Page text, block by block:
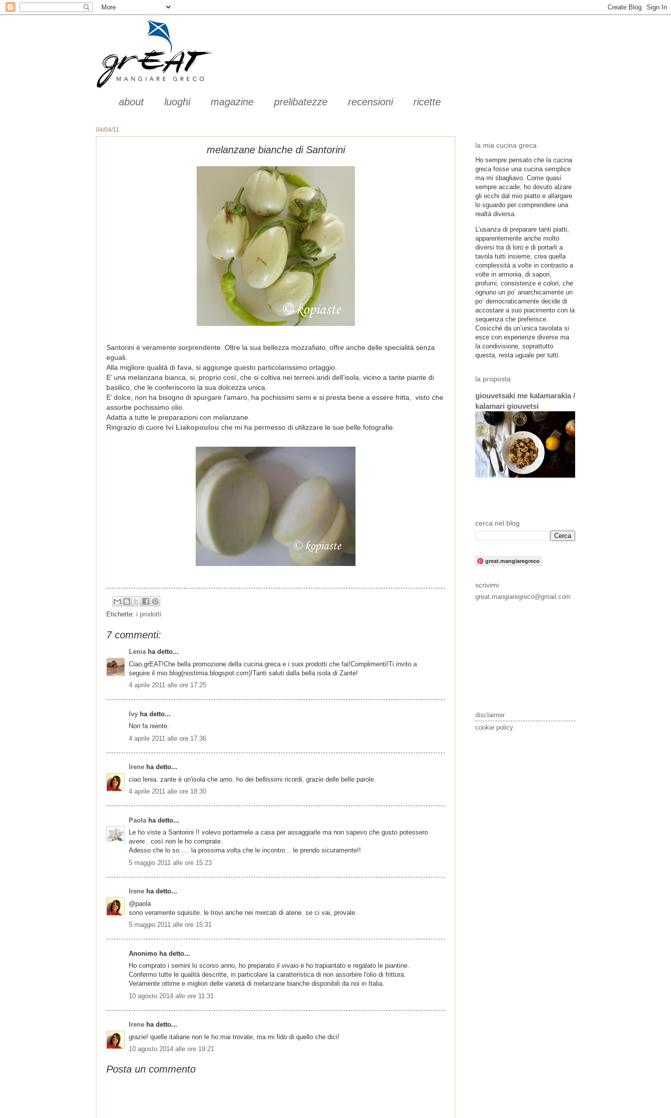
about luoghi magazine prelibatezze recensioni ricette
04/04/11
melanzane bianche di Santorini
Santorini è veramente sorprendente. Oltre la sua bellezza mozzafiato, offre anche delle specialità senza
eguali.
Alla migliore qualità di fava , si aggiunge questo particolarissimo ortaggio.
E’ una melanzana bianca, si, proprio così, che si coltiva nei terreni aridi dell’isola, vicino a tante piante di
basilico, che le conferiscono la sua dolcezza unica.
E’ dolce, non ha bisogno di spurgare l’amaro, ha pochissimi semi e si presta bene a essere fritta, visto che
assorbe pochissimo olio.
Adatta a tutte le preparazioni con melanzane.
Ringrazio di cuore Ivi Liakopoulou che mi ha permesso di utilizzare le sue belle fotografie.
Etichette: i prodotti
7 commenti:
Leniaha detto...
Ciao,grEAT!Che bella promozione della cucina greca e i suoi prodotti che fai!Complimenti!Ti invito a
seguire il mio blog(nostimia.blogspot.com)!Tanti saluti dalla bella isola di Zante!
4 aprile 2011 alle ore 17:25
Ivy ha detto...
Non fa niente.
4 aprile 2011 alle ore 17:36
Irene ha detto...
ciao lenia. zante è un'isola che amo. ho dei bellissimi ricordi. grazie delle belle parole.
4 aprile 2011 alle ore 18:30
Paola ha detto...
Le ho viste a Santorini !! volevo portarmele a casa per assaggiarle ma non sapevo che gusto potessero
avere.. così non le ho comprate.
Adesso che lo so .... la prossima volta che le incontro .. le prendo sicuramente!!
5 maggio 2011 alle ore 15:23
Irene ha detto...
@paola
sono veramente squisite. le trovi anche nei mercati di atene. se ci vai, provale.
5 maggio 2011 alle ore 15:31
Anonimo ha detto...
Ho comprato i semini lo scorso anno, ho preparato il vivaio e ho trapiantato e regalato le piantine.
Confermo tutte le qualità descritte, in particolare la caratteristica di non assorbire l'olio di frittura.
Veramente ottime e migliori delle varietà di melanzane bianche disponibili da noi in Italia.
10 agosto 2014 alle ore 11:31
Irene ha detto...
grazie! quelle italiane non le ho mai trovate, ma mi fido di quello che dici!
10 agosto 2014 alle ore 19:21
Posta un commento
la mia cucina greca
Ho sempre pensato che la cucina
greca fosse una cucina semplice
ma mi sbagliavo. Come quasi
sempre accade, ho dovuto alzare
gli occhi dal mio piatto e allargare
lo sguardo per comprendere una
realtà diversa.
L’usanza di preparare tanti piatti,
apparentemente anche molto
diversi tra di loro e di portarli a
tavola tutti insieme, crea quella
complessità a volte in contrasto a
volte in armonia, di sapori,
profumi, consistenze e colori, che
ognuno un po’ anarchicamente un
po’ democraticamente decide di
accostare a suo piacimento con la
sequenza che preferisce.
Cosicché da un’unica tavolata si
esce con esperienze diverse ma
la condivisione, soprattutto
questa, resta uguale per tutti.
la proposta
giouvetsaki me kalamarakia /
kalamari giouvetsi
cerca nel blog
great.mangiaregreco
scrivimi
great.mangiaregreco@gmail.com
disclaimer
cookie policy